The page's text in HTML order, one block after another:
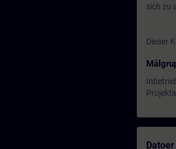
sich zu
Dieser